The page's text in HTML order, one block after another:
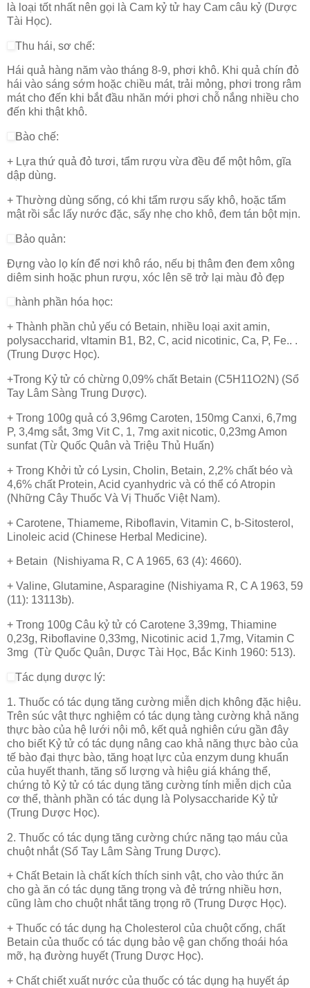
là loại tốt nhất nên gọi là Cam kỷ tử hay Cam câu kỷ (Dược
Tài Học).
Thu hái, sơ chế:
Hái quả hàng năm vào tháng 8-9, phơi khô. Khi quả chín đỏ
hái vào sáng sớm hoặc chiều mát, trải mỏng, phơi trong râm
mát cho đến khi bắt đầu nhăn mới phơi chỗ nắng nhiều cho
đến khi thật khô.
Bào chế:
+ Lựa thứ quả đỏ tươi, tẩm rượu vừa đều để một hôm, gĩa
dập dùng.
+ Thường dùng sống, có khi tẩm rượu sấy khô, hoặc tẩm
mật rồi sắc lấy nước đặc, sấy nhẹ cho khô, đem tán bột mịn.
Bảo quản:
Đựng vào lọ kín để nơi khô ráo, nếu bị thâm đen đem xông
diêm sinh hoặc phun rượu, xóc lên sẽ trở lại màu đỏ đẹp
hành phần hóa học:
+ Thành phần chủ yếu có Betain, nhiều loại axit amin,
polysaccharid, vltamin B1, B2, C, acid nicotinic, Ca, P, Fe.. .
(Trung Dược Học).
+Trong Kỷ tử có chừng 0,09% chất Betain (C5H11O2N) (Sổ
Tay Lâm Sàng Trung Dược).
+ Trong 100g quả có 3,96mg Caroten, 150mg Canxi, 6,7mg
P, 3,4mg sắt, 3mg Vit C, 1, 7mg axit nicotic, 0,23mg Amon
sunfat (Từ Quốc Quân và Triệu Thủ Huấn)
+ Trong Khởi tử có Lysin, Cholin, Betain, 2,2% chất béo và
4,6% chất Protein, Acid cyanhydric và có thể có Atropin
(Những Cây Thuốc Và Vị Thuốc Việt Nam).
+ Carotene, Thiameme, Riboflavin, Vitamin C, b-Sitosterol,
Linoleic acid (Chinese Herbal Medicine).
+ Betain (Nishiyama R, C A 1965, 63 (4): 4660).
+ Valine, Glutamine, Asparagine (Nishiyama R, C A 1963, 59
(11): 13113b).
+ Trong 100g Câu kỷ tử có Carotene 3,39mg, Thiamine
0,23g, Riboflavine 0,33mg, Nicotinic acid 1,7mg, Vitamin C
3mg (Từ Quốc Quân, Dược Tài Học, Bắc Kinh 1960: 513).
Tác dụng dược lý:
1. Thuốc có tác dụng tăng cường miễn dịch không đặc hiệu.
Trên súc vật thực nghiệm có tác dụng tàng cường khả năng
thực bào của hệ lưới nội mô, kết quả nghiên cứu gần đây
cho biết Kỷ tử có tác dụng nâng cao khả năng thực bào của
tế bào đại thực bào, tăng hoạt lực của enzym dung khuẩn
của huyết thanh, tăng số lượng và hiệu giá kháng thể,
chứng tỏ Kỷ tử có tác dụng tăng cường tính miễn dịch của
cơ thể, thành phần có tác dụng là Polysaccharide Kỷ tử
(Trung Dược Học).
2. Thuốc có tác dụng tăng cường chức năng tạo máu của
chuột nhắt (Sổ Tay Lâm Sàng Trung Dược).
+ Chất Betain là chất kích thích sinh vật, cho vào thức ăn
cho gà ăn có tác dụng tăng trọng và đẻ trứng nhiều hơn,
cũng làm cho chuột nhắt tăng trọng rõ (Trung Dược Học).
+ Thuốc có tác dụng hạ Cholesterol của chuột cống, chất
Betain của thuốc có tác dụng bảo vệ gan chống thoái hóa
mỡ, hạ đường huyết (Trung Dược Học).
+ Chất chiết xuất nước của thuốc có tác dụng hạ huyết áp